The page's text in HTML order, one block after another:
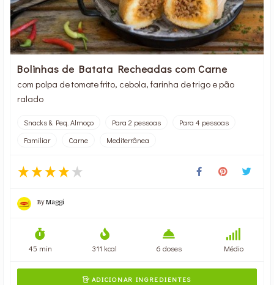
Bolinhas de Batata Recheadas com Carne
com polpa de tomate frito, cebola, farinha de trigo e pão
ralado
Snacks & Peq. Almoço Para 2 pessoas
Para 4 pessoas
Familiar
Carne Mediterrânea
ByMaggi
45 min 311 kcal 6 doses Médio
ADICIONAR INGREDIENTES